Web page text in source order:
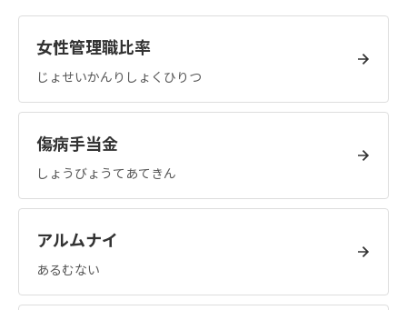
女性管理職比率
じょせいかんりしょくひりつ
傷病手当金
しょうびょうてあてきん
アルムナイ
あるむない